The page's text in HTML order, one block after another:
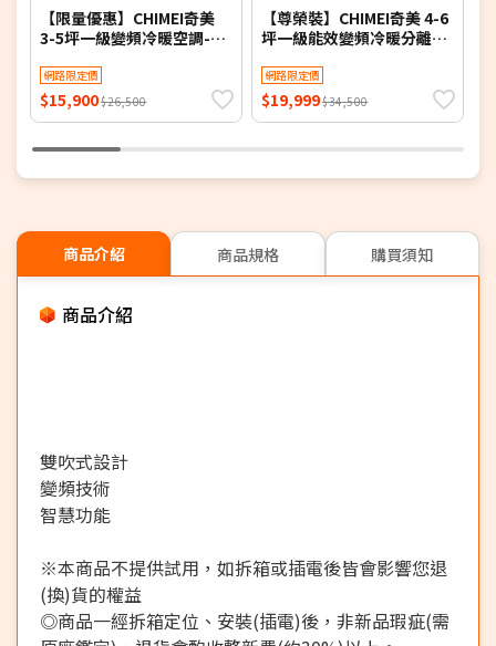
【限量優惠】CHIMEI奇美
3-5坪一級變頻冷暖空調-星
S29HG1 【含基本安裝+舊
機回收】【加贈2000元好禮
+1年安裝保固】
網路限定價
$15,900$26,500
【尊榮裝】CHIMEI奇美 4-6
坪一級能效變頻冷暖分離式
S37HG1-1/RC-
S37HG1【含基本安裝+舊機
回收】【加贈2000元好禮
網路限定價
$19,999$34,500
商品介紹 商品規格 購買須知
商品介紹
雙吹式設計
變頻技術
智慧功能
※本商品不提供試用，如拆箱或插電後皆會影響您退
(換)貨的權益
◎商品一經拆箱定位、安裝(插電)後，非新品瑕疵(需